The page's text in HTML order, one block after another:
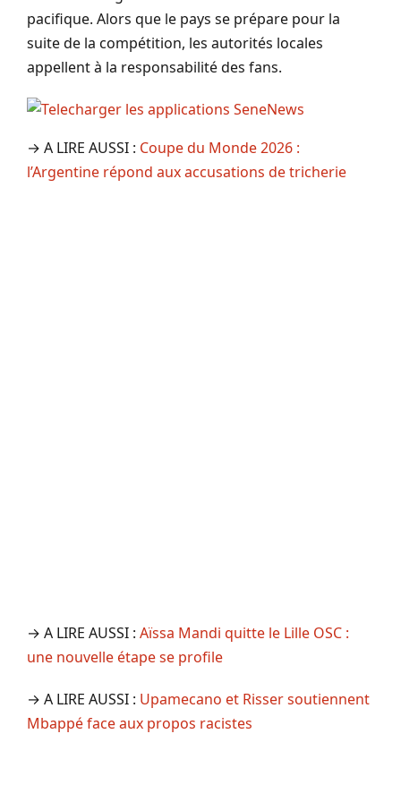
pacifique. Alors que le pays se prépare pour la
suite de la compétition, les autorités locales
appellent à la responsabilité des fans.
→ A LIRE AUSSI : Coupe du Monde 2026 :
l’Argentine répond aux accusations de tricherie
→ A LIRE AUSSI : Aïssa Mandi quitte le Lille OSC :
une nouvelle étape se profile
→ A LIRE AUSSI : Upamecano et Risser soutiennent
Mbappé face aux propos racistes